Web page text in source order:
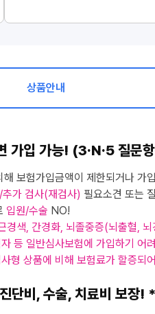
상품안내
가입 가능! (3·N·5 질문
보험가입금액이 제한되거나 가
가 검사(재검사) 필요소견 또는
입원/수술 NO!
경색, 간경화, 뇌졸중증(뇌출혈,
등 일반심사보험에 가입하기 어
형 상품에 비해 보험료가 할증되
단비, 수술, 치료비 보장!